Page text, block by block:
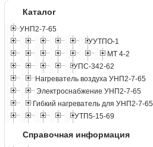
Каталог
УНП2-7-65
УУТПО-1
МТ 4-2
УПС-342-62
Нагреватель воздуха УНП2-7-65
Электроснабжение УНП2-7-65
Гибкий нагреватель для УНП2-7-65
УТП5-15-69
Справочная информация